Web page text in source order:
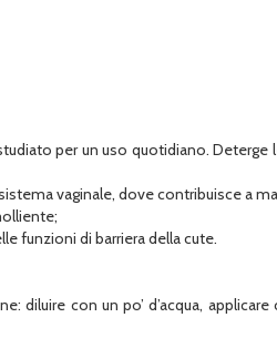
per un uso quotidiano.
vaginale, dove contribuisce a
funzioni di barriera della cute.
diluire con un po’ d’acqua,